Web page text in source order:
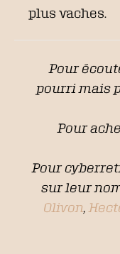
plus vaches.
Pour
pourri mais
Pour
Pour
sur leur
Olivon,